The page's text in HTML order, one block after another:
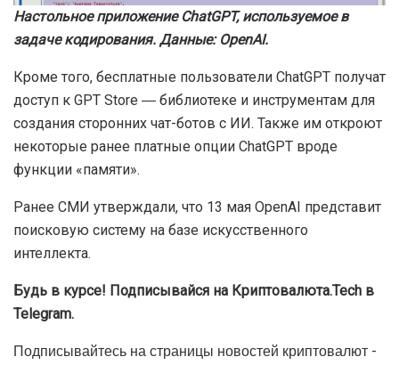
Настольное приложение ChatGPT, используемое в
задаче кодирования. Данные: OpenAI.
Кроме того, бесплатные пользователи ChatGPT получат
доступ к GPT Store ― библиотеке и инструментам для
создания сторонних чат-ботов с ИИ. Также им откроют
некоторые ранее платные опции ChatGPT вроде
функции «памяти».
Ранее СМИ утверждали, что 13 мая OpenAI представит
поисковую систему на базе искусственного
интеллекта.
Будь в курсе! Подписывайся на Криптовалюта.Tech в
Telegram.
Подписывайтесь на страницы новостей криптовалют -